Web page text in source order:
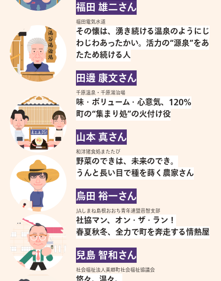
福田 雄二さん
福田電気水道
その懐は、湧き続ける温泉のようにじ
わじわあったかい。活力の“源泉”をあ
たため続ける人
田邊 康文さん
千原温泉・千原湯治場
味・ボリューム・心意気、120%
町の“集まり処”の火付け役
山本 真さん
和洋猪食処またたび
野菜のできは、未来のでき。
うんと長い目で種を蒔く農家さん
烏田 裕一さん
JAしまね島根おおち青年連盟邑智支部
社協マン、オン・ザ・ラン！
春夏秋冬、全力で町を奔走する情熱屋
兒島 智和さん
社会福祉法人美郷町社会福祉協議会